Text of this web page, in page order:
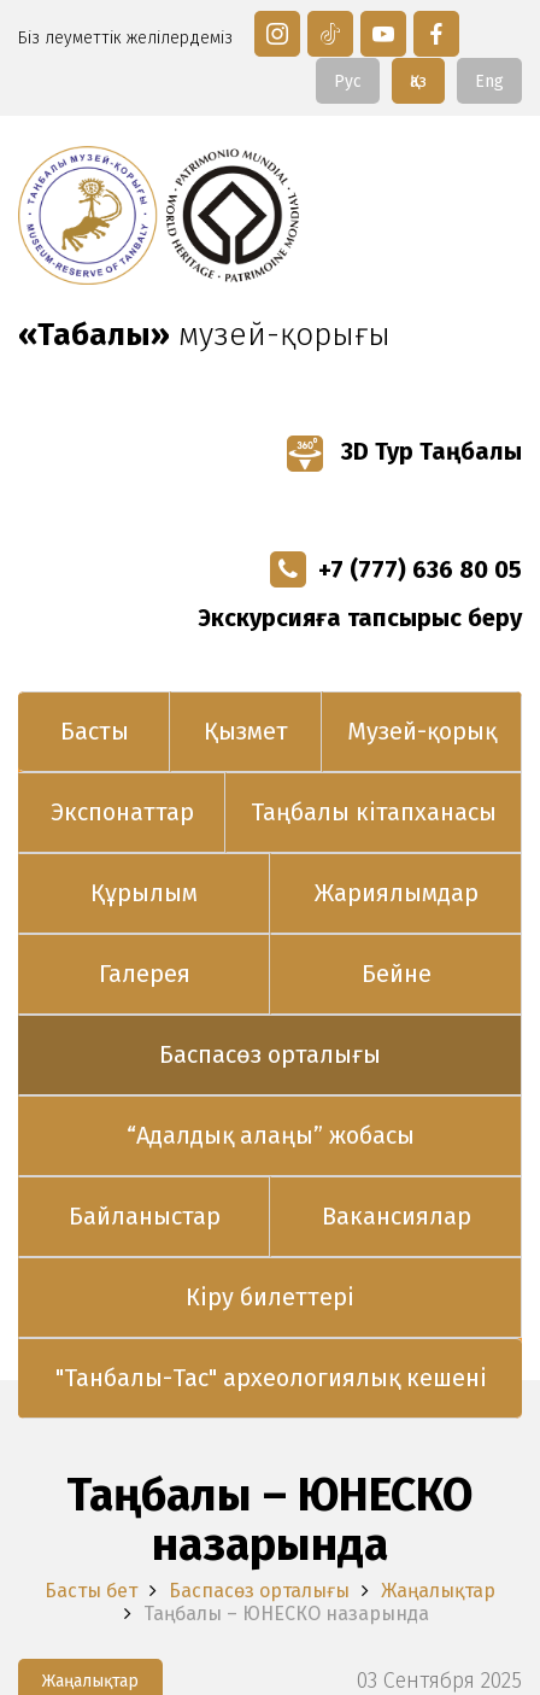
Біз әлеуметтік желілердеміз
Eng
Қаз
Рус
«Таңбалы» музей-қорығы
3D Тур Таңбалы
+7 (777) 636 80 05
Экскурсияға тапсырыс беру
Басты Қызмет Музей-қорық
Экспонаттар Таңбалы кітапханасы
Құрылым Жариялымдар
Галерея Бейне
Баспасөз орталығы
“Адалдық алаңы” жобасы
Байланыстар Вакансиялар
Кіру билеттері
"Танбалы-Тас" археологиялық кешені
Таңбалы – ЮНЕСКО
назарында
Басты бет Баспасөз орталығы
Жаңалықтар
Таңбалы – ЮНЕСКО назарында
Жаңалықтар 03 Сентября 2025